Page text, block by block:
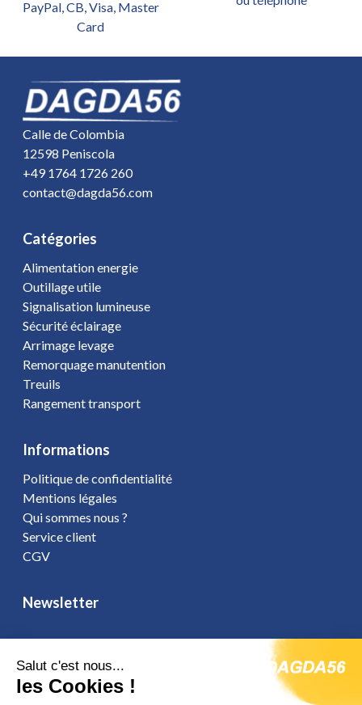
PayPal, CB, Visa, Master
Card
Calle de Colombia
12598 Peniscola
+49 1764 1726 260
contact@dagda56.com
Catégories
Alimentation energie
Outillage utile
Signalisation lumineuse
Sécurité éclairage
Arrimage levage
Remorquage manutention
Treuils
Rangement transport
Informations
Politique de confidentialité
Mentions légales
Qui sommes nous ?
Service client
CGV
Newsletter
Vous affirmez avoir pris connaissance de notre
politique de
. Vous disposez d'un droit d'accès, de rectification et
Salut c'est nous...
les Cookies !